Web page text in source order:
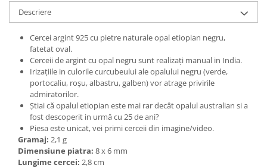
Descriere
Cercei argint 925 cu pietre naturale opal etiopian negru,
fatetat oval.
Cerceii de argint cu opal negru sunt realizați manual in India.
Irizațiile in culorile curcubeului ale opalului negru (verde,
portocaliu, roșu, albastru, galben) vor atrage privirile
admiratorilor.
Știai că opalul etiopian este mai rar decât opalul australian si a
fost descoperit in urmă cu 25 de ani?
Piesa este unicat, vei primi cerceii din imagine/video.
Gramaj: 2,1 g
Dimensiune piatra: 8 x 6 mm
Lungime cercei: 2,8 cm